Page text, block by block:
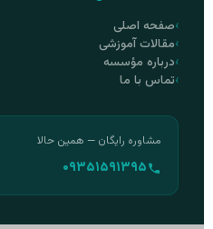
صفحه اصلی
مقالات آموزشی
درباره مؤسسه
تماس با ما
مشاوره رایگان — همین حالا
۰۹۳۵۱۵۹۱۳۹۵